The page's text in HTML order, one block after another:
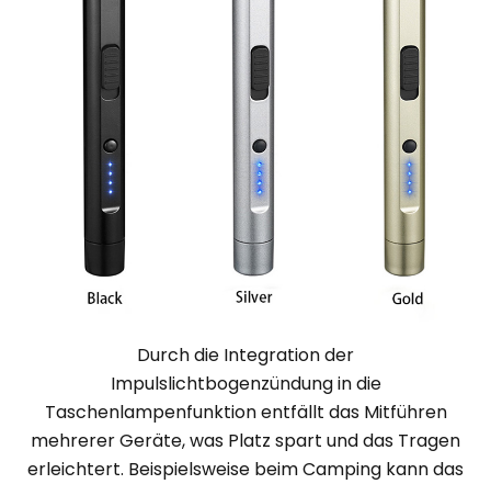
Durch die Integration der
Impulslichtbogenzündung in die
Taschenlampenfunktion entfällt das Mitführen
mehrerer Geräte, was Platz spart und das Tragen
erleichtert. Beispielsweise beim Camping kann das